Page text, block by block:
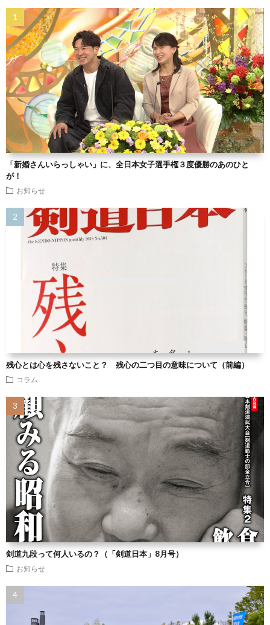
「新婚さんいらっしゃい」に、全日本女子選手権３度優勝のあのひと
が！
お知らせ
残心とは心を残さないこと？ 残心の二つ目の意味について（前編）
コラム
剣道九段って何人いるの？（「剣道日本」8月号）
お知らせ